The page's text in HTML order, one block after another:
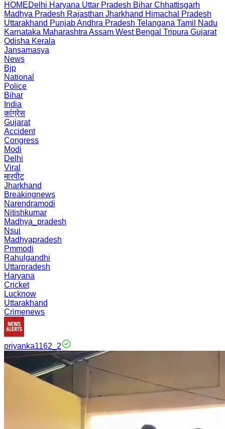
HOMEDelhi Haryana Uttar Pradesh Bihar Chhattisgarh
Madhya Pradesh Rajasthan Jharkhand Himachal Pradesh
Uttarakhand PunjabAndhra Pradesh Telangana Tamil Nadu
Karnataka Maharashtra Assam West Bengal Tripura Gujarat
Odisha Kerala
Jansamasya
News
Bjp
National
Police
Bihar
India
कांग्रेस
Gujarat
Accident
Congress
Modi
Delhi
Viral
मारपीट
Jharkhand
Breakingnews
Narendramodi
Nitishkumar
Madhya_pradesh
Nsui
Madhyapradesh
Pmmodi
Rahulgandhi
Uttarpradesh
Haryana
Cricket
Lucknow
Uttarakhand
Crimenews
priyanka1162_2